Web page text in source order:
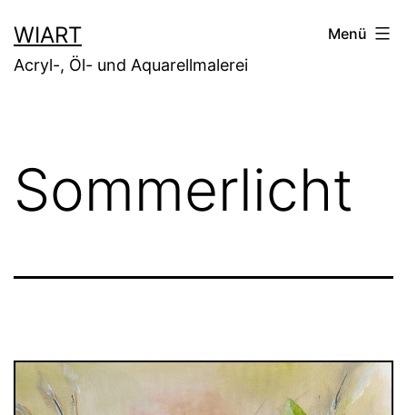
Inhalt
springen
WIART
Acryl-, Öl- und Aquarellmalerei
Menü
Sommerlicht